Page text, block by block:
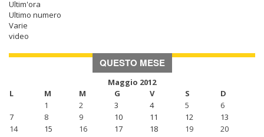
Ultim'ora
Ultimo numero
Varie
video
QUESTO MESE
Maggio 2012
L
M M G V S
D
1
2 3 4 5
6
7
8 9 10 11 12
13
14
15 16 17 18 19
20